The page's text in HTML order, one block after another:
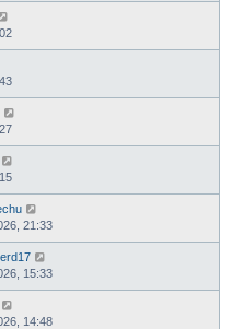
21:33
15:33
14:48